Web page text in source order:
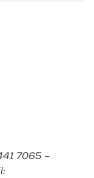
7065 –